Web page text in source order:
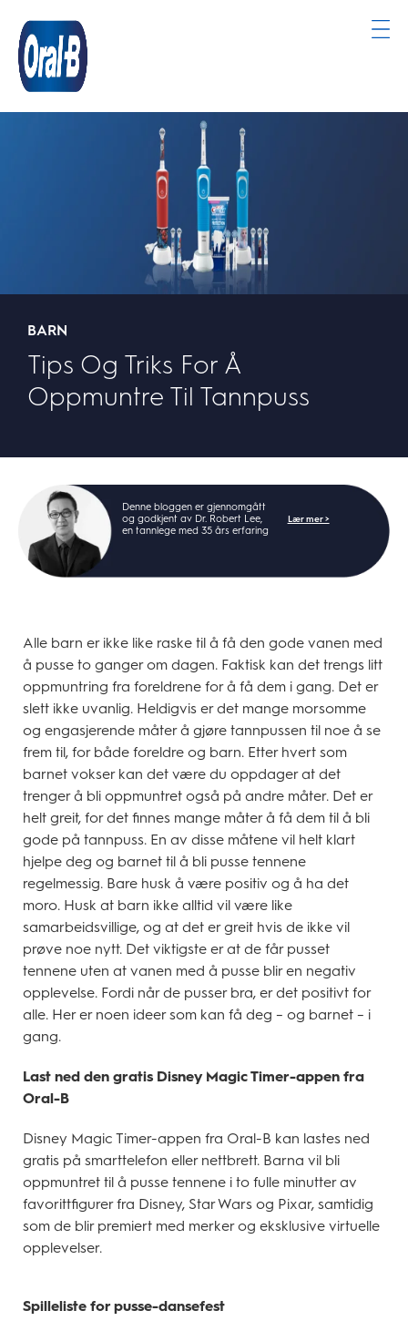
BARN
Tips Og Triks For Å
Oppmuntre Til Tannpuss
Denne bloggen er gjennomgått
og godkjent av Dr. Robert Lee,
en tannlege med 35 års erfaring
Lær mer >
Alle barn er ikke like raske til å få den gode vanen med
å pusse to ganger om dagen. Faktisk kan det trengs litt
oppmuntring fra foreldrene for å få dem i gang. Det er
slett ikke uvanlig. Heldigvis er det mange morsomme
og engasjerende måter å gjøre tannpussen til noe å se
frem til, for både foreldre og barn. Etter hvert som
barnet vokser kan det være du oppdager at det
trenger å bli oppmuntret også på andre måter. Det er
helt greit, for det finnes mange måter å få dem til å bli
gode på tannpuss. En av disse måtene vil helt klart
hjelpe deg og barnet til å bli pusse tennene
regelmessig. Bare husk å være positiv og å ha det
moro. Husk at barn ikke alltid vil være like
samarbeidsvillige, og at det er greit hvis de ikke vil
prøve noe nytt. Det viktigste er at de får pusset
tennene uten at vanen med å pusse blir en negativ
opplevelse. Fordi når de pusser bra, er det positivt for
alle. Her er noen ideer som kan få deg – og barnet – i
gang.
Last ned den gratis Disney Magic Timer-appen fra
Oral-B
Disney Magic Timer-appen fra Oral-B kan lastes ned
gratis på smarttelefon eller nettbrett. Barna vil bli
oppmuntret til å pusse tennene i to fulle minutter av
favorittfigurer fra Disney, Star Wars og Pixar, samtidig
som de blir premiert med merker og eksklusive virtuelle
opplevelser.
Spilleliste for pusse-dansefest